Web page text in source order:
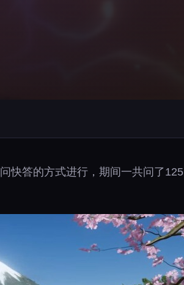
快答的方式进行，期间一共问了125